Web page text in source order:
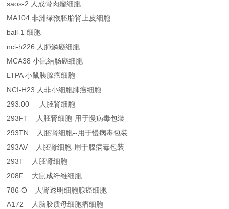
saos-2 人成骨肉瘤细胞
MA104 非洲绿猴胚胎肾上皮细胞
ball-1 细胞
nci-h226 人肺鳞癌细胞
MCA38 小鼠结肠癌细胞
LTPA 小鼠胰腺癌细胞
NCI-H23 人非小细胞肺癌细胞
293.00 人胚肾细胞
293FT 人胚肾细胞-用于慢病毒包装
293TN 人胚肾细胞--用于慢病毒包装
293AV 人胚肾细胞-用于腺病毒包装
293T 人胚肾细胞
208F 大鼠成纤维细胞
786-O 人肾透明细胞腺癌细胞
A172 人脑胶质母细胞瘤细胞